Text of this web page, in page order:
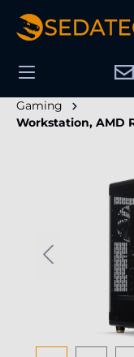
principal
Gaming
Workstation, AMD
Omitir galería